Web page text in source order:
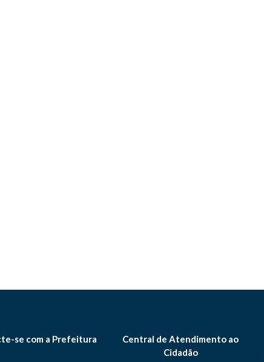
se com a Prefeitura
Central de Atendimento ao
Cidadão